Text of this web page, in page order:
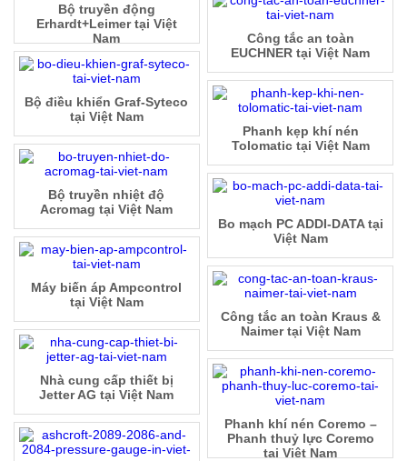
Bộ truyền động
Erhardt+Leimer tại Việt
Nam
Công tắc an toàn
EUCHNER tại Việt Nam
Bộ điều khiển Graf-Syteco
tại Việt Nam
Phanh kẹp khí nén
Tolomatic tại Việt Nam
Bộ truyền nhiệt độ
Acromag tại Việt Nam
Bo mạch PC ADDI-DATA tại
Việt Nam
Máy biến áp Ampcontrol
tại Việt Nam
Công tắc an toàn Kraus &
Naimer tại Việt Nam
Nhà cung cấp thiết bị
Jetter AG tại Việt Nam
Phanh khí nén Coremo –
Phanh thuỷ lực Coremo
tại Việt Nam